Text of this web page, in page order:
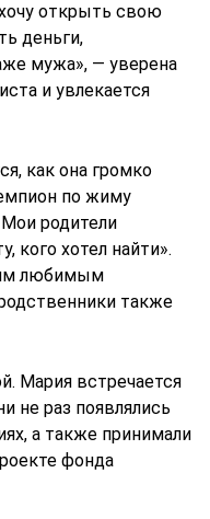
открыть свою
деньги,
мужа», — уверена
и увлекается
как она громко
по жиму
родители
кого хотел найти».
любимым
также
Мария встречается
не раз появлялись
а также принимали
фонда